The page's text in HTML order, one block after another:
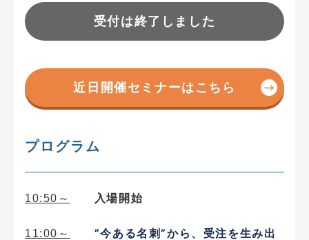
受付は終了しました
近日開催セミナーはこちら
プログラム
10:50～ 入場開始
11:00～ ”今ある名刺”から、受注を生み出